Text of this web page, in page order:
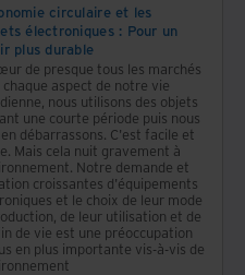
circulaire et les
électroniques : Pour un
plus durable
de presque tous les marchés
chaque aspect de notre vie
nous utilisons des objets
une courte période puis nous
débarrassons. C'est facile et
Mais cela nuit gravement à
Notre demande et
croissantes d'équipements
et le choix de leur mode
de leur utilisation et de
de vie est une préoccupation
en plus importante vis-à-vis de